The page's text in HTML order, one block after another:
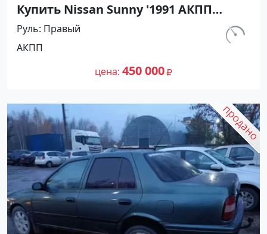
Купить Nissan Sunny '1991 АКПП
(1400/75 л.с.) Бензин инжектор
Мостовской цвет Черный Седан по
цене 450000 рублей, объявление
№27489 на сайте Авторынок23
км.
Руль Правый
АКПП
цена 450 000